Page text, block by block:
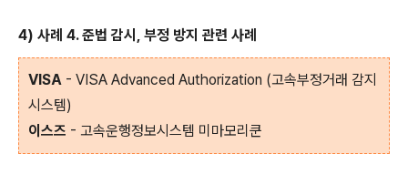
4) 사례 4. 준법 감시, 부정 방지 관련 사례
VISA - VISA Advanced Authorization (고속부정거래 감지
시스템)
이스즈 - 고속운행정보시스템 미마모리쿤